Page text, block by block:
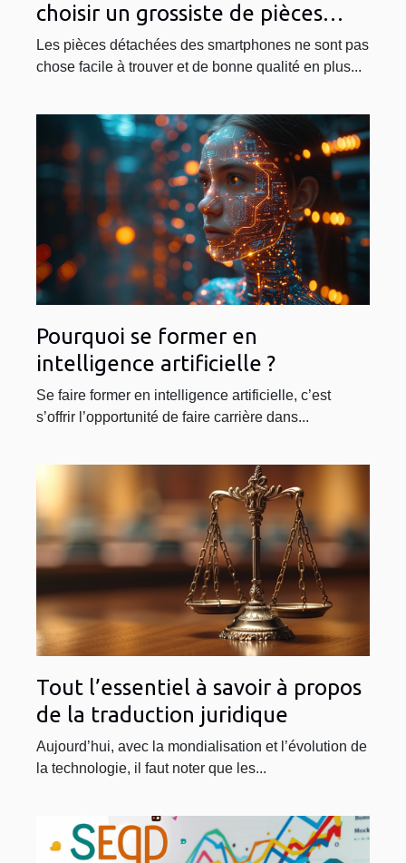
choisir un grossiste de pièces
détachées pour smartphone ?
Les pièces détachées des smartphones ne sont pas
chose facile à trouver et de bonne qualité en plus...
Pourquoi se former en
intelligence artificielle ?
Se faire former en intelligence artificielle, c’est
s’offrir l’opportunité de faire carrière dans...
Tout l’essentiel à savoir à propos
de la traduction juridique
Aujourd’hui, avec la mondialisation et l’évolution de
la technologie, il faut noter que les...